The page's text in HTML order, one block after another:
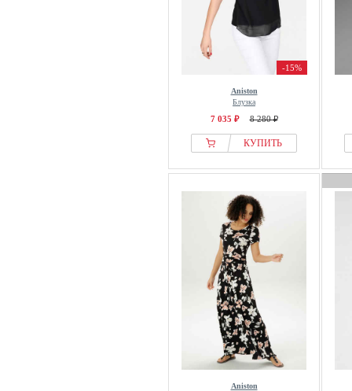
-15%
Aniston
Блузка
7 035 ₽ 8 280 ₽
КУПИТЬ
Aniston